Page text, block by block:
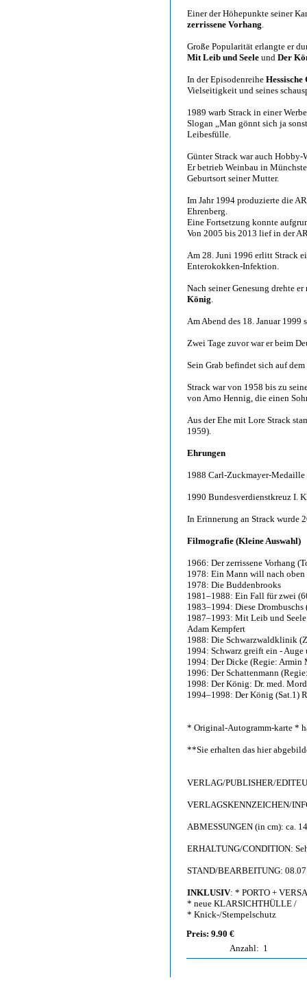
Einer der Höhepunkte seiner
zerrissene Vorhang.
Große Popularität erlangte er
Mit Leib und Seele und Der
In der Episodenreihe Hessische
Vielseitigkeit und seines
1989 warb Strack in einer
Slogan „Man gönnt sich ja
Leibesfülle.
Günter Strack war auch Hobby-
Er betrieb Weinbau in
Geburtsort seiner Mutter.
Im Jahr 1994 produzierte die
Ehrenberg.
Eine Fortsetzung konnte
Von 2005 bis 2013 lief in der
Am 28. Juni 1996 erlitt Strack
Enterokokken-Infektion.
Nach seiner Genesung drehte
König.
Am Abend des 18. Januar 1999
Zwei Tage zuvor war er beim
Sein Grab befindet sich auf
Strack war von 1958 bis zu
von Arno Hennig, die einen
Aus der Ehe mit Lore Strack
1959).
Ehrungen
1988 Carl-Zuckmayer-Medaille
1990 Bundesverdienstkreuz I.
In Erinnerung an Strack wurde
Filmografie (Kleine Auswahl)
1966: Der zerrissene Vorhang
1978: Ein Mann will nach
1978: Die Buddenbrooks
1981–1988: Ein Fall für zwei
1983–1994: Diese
1987–1993: Mit Leib und
Adam Kempfert
1988: Die Schwarzwaldklinik
1994: Schwarz greift ein - Auge
1994: Der Dicke (Regie: Armin
1996: Der Schattenmann
1998: Der König: Dr. med.
1994–1998: Der König (Sat.1)
* Original-Autogramm-karte *
**Sie erhalten das hier
VERLAG/PUBLISHER/
VERLAGSKENNZEICHEN/
ABMESSUNGEN (in cm): ca.
ERHALTUNG/CONDITION:
STAND/BEARBEITUNG:
INKLUSIV: * PORTO +
* neue KLARSICHTHÜLLE /
* Knick-/Stempelschutz
Preis: 9.90 €
Anzahl: 1